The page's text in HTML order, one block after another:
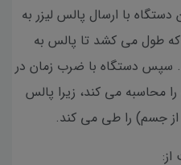
با ارسال پالس لیزر به
طول می کشد تا پالس به
سپس دستگاه با ضرب زمان در
محاسبه می کند، زیرا پالس
جسم) را طی می کند.